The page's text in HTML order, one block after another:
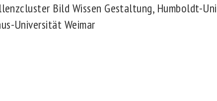
Bild Wissen Gestaltung, Humboldt-
Universität Weimar